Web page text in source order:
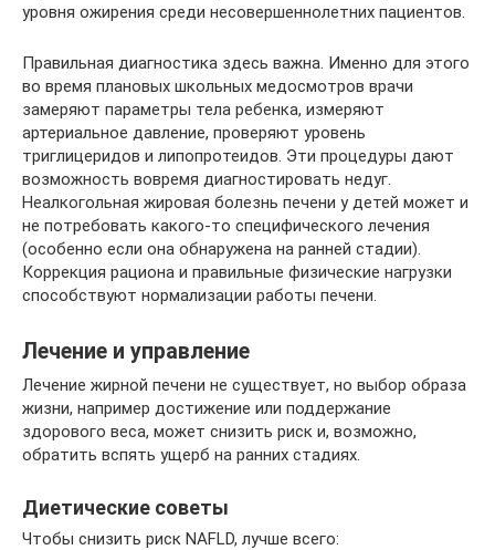
уровня ожирения среди несовершеннолетних пациентов.
Правильная диагностика здесь важна. Именно для этого
во время плановых школьных медосмотров врачи
замеряют параметры тела ребенка, измеряют
артериальное давление, проверяют уровень
триглицеридов и липопротеидов. Эти процедуры дают
возможность вовремя диагностировать недуг.
Неалкогольная жировая болезнь печени у детей может и
не потребовать какого-то специфического лечения
(особенно если она обнаружена на ранней стадии).
Коррекция рациона и правильные физические нагрузки
способствуют нормализации работы печени.
Лечение и управление
Лечение жирной печени не существует, но выбор образа
жизни, например достижение или поддержание
здорового веса, может снизить риск и, возможно,
обратить вспять ущерб на ранних стадиях.
Диетические советы
Чтобы снизить риск NAFLD, лучше всего: